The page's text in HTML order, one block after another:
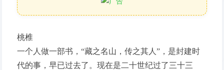
桃椎
一个人做一部书，“藏之名山，传之其人”，是封建时
代的事，早已过去了。现在是二十世纪过了三十三